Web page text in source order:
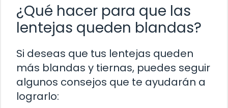
¿Qué hacer para que las
lentejas queden blandas?
Si deseas que tus lentejas queden
más blandas y tiernas, puedes seguir
algunos consejos que te ayudarán a
lograrlo: